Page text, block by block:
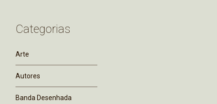
Categorias
Arte
Autores
Banda Desenhada